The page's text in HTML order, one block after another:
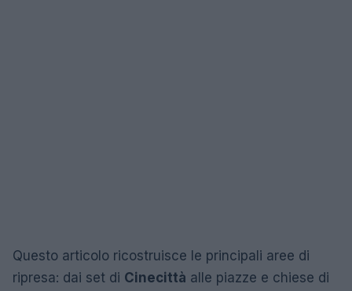
Questo articolo ricostruisce le principali aree di
ripresa: dai set di Cinecittà alle piazze e chiese di